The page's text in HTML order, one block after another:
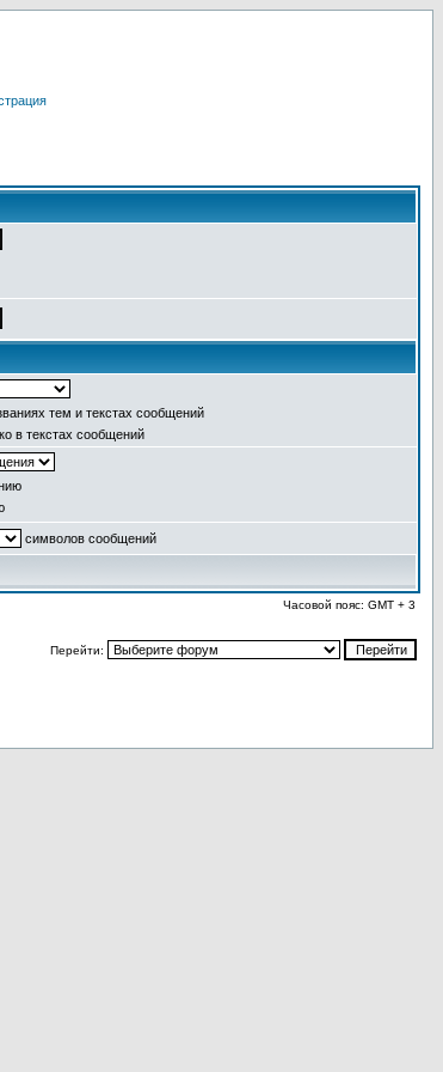
тем и текстах сообщений
в текстах сообщений
символов сообщений
Часовой пояс: GMT + 3
Перейти: